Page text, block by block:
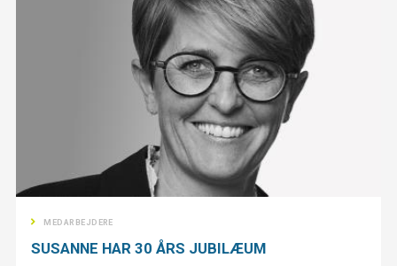
MEDARBEJDERE
SUSANNE HAR 30 ÅRS JUBILÆUM